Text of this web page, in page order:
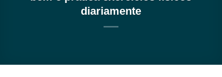
diariamente